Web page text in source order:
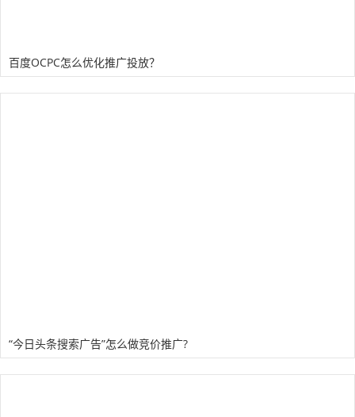
百度OCPC怎么优化推广投放？
“今日头条搜索广告”怎么做竞价推广?